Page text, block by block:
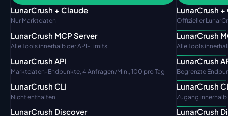
LunarCrush + Claude
Nur Marktdaten
LunarCrush MCP Server
Alle Tools innerhalb der API-Limits
LunarCrush API
Marktdaten-Endpunkte, 4 Anfragen/Min., 100 pro Tag
LunarCrush CLI
Nicht enthalten
LunarCrush Discover
LunarCrush
Offizieller
LunarCrush
Alle Tools
LunarCrush
Begrenzte
LunarCrush
Zugang
LunarCrush